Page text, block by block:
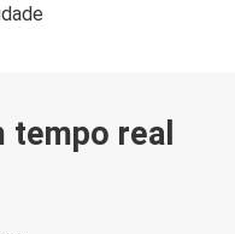
real